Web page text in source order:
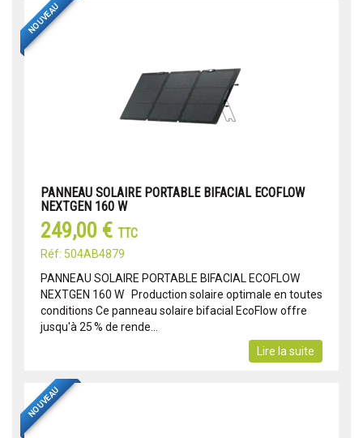
NOUVEAU
PANNEAU SOLAIRE PORTABLE BIFACIAL ECOFLOW
NEXTGEN 160 W
249,00 € TTC
Réf: 504AB4879
PANNEAU SOLAIRE PORTABLE BIFACIAL ECOFLOW
NEXTGEN 160 W Production solaire optimale en toutes
conditions Ce panneau solaire bifacial EcoFlow offre
jusqu'à 25 % de rende...
Lire la suite
NOUVEAU